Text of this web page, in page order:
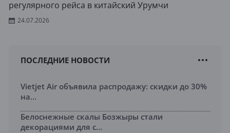
регулярного рейса в китайский Урумчи
24.07.2026
ПОСЛЕДНИЕ НОВОСТИ
Vietjet Air объявила распродажу: скидки до 30%
на...
Белоснежные скалы Бозжыры стали
декорациями для с...